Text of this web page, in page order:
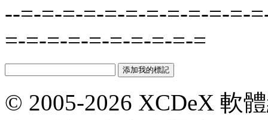
--=-=-=-=-=-=-=-=-=-=-=-
=-=-=-=-=-=-=-=-=-=
© 2005-2026 XCDeX 軟